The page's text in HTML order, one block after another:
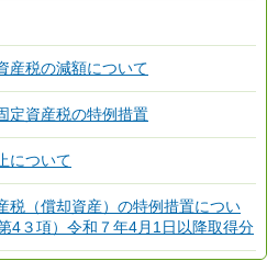
産税の減額について
定資産税の特例措置
について
税（償却資産）の特例措置につい
4３項）令和７年4月1日以降取得分